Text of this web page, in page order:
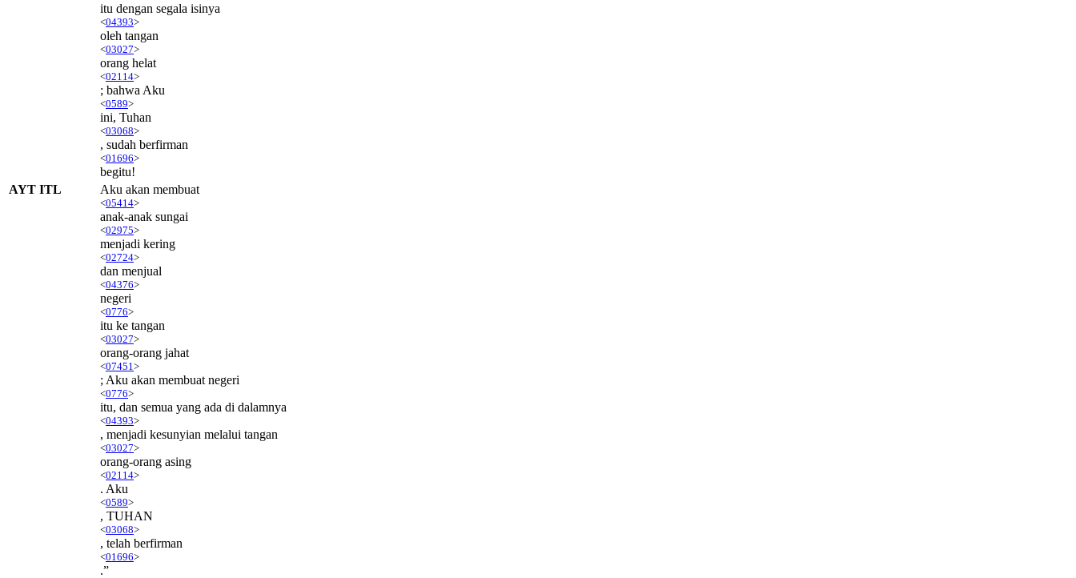
itu dengan segala isinya
<04393>
oleh tangan
<03027>
orang helat
<02114>
; bahwa Aku
<0589>
ini, Tuhan
<03068>
, sudah berfirman
<01696>
begitu!
AYT ITL
Aku akan membuat
<05414>
anak-anak sungai
<02975>
menjadi kering
<02724>
dan menjual
<04376>
negeri
<0776>
itu ke tangan
<03027>
orang-orang jahat
<07451 >
; Aku akan membuat negeri
<0776>
itu, dan semua yang ada di dalamnya
<04393>
, menjadi kesunyian melalui tangan
<03027>
orang-orang asing
<02114>
. Aku
<0589>
, TUHAN
<03068>
, telah berfirman
<01696>
.”